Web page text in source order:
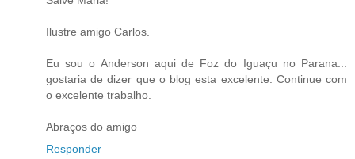
Ilustre amigo Carlos.
Eu sou o Anderson aqui de Foz do Iguaçu no Parana...
gostaria de dizer que o blog esta excelente. Continue com
o excelente trabalho.
Abraços do amigo
Responder